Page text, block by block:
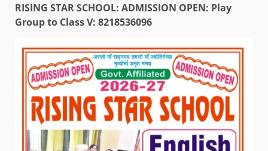
RISING STAR SCHOOL: ADMISSION OPEN: Play
Group to Class V: 8218536096